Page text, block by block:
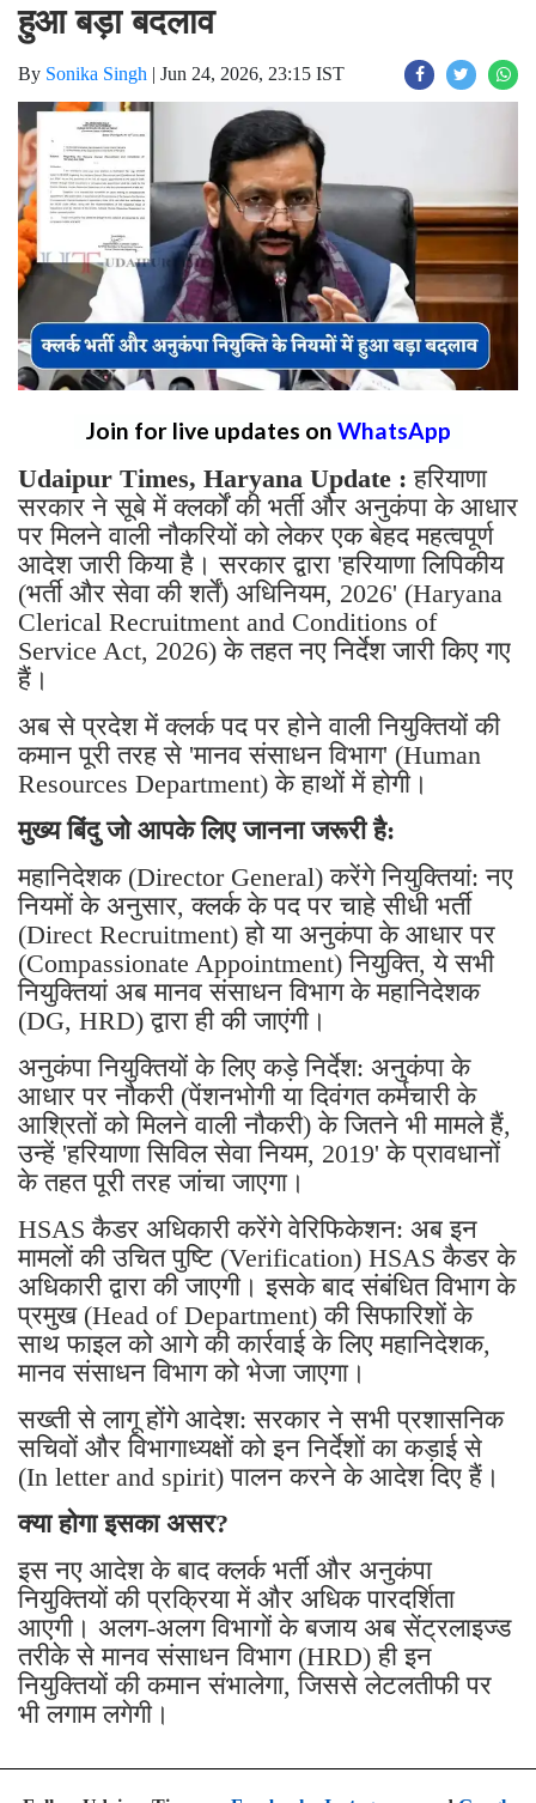
हुआ बड़ा बदलाव
By Sonika Singh | Jun 24, 2026, 23:15 IST
Join for live updates on WhatsApp
Udaipur Times, Haryana Update :हरियाणा
सरकार ने सूबे में क्लर्कों की भर्ती और अनुकंपा के आधार
पर मिलने वाली नौकरियों को लेकर एक बेहद महत्वपूर्ण
आदेश जारी किया है। सरकार द्वारा 'हरियाणा लिपिकीय
(भर्ती और सेवा की शर्तें) अधिनियम, 2026' (Haryana
Clerical Recruitment and Conditions of
Service Act, 2026) के तहत नए निर्देश जारी किए गए
हैं।
अब से प्रदेश में क्लर्क पद पर होने वाली नियुक्तियों की
कमान पूरी तरह से 'मानव संसाधन विभाग' (Human
Resources Department) के हाथों में होगी।
मुख्य बिंदु जो आपके लिए जानना जरूरी है:
महानिदेशक (Director General) करेंगे नियुक्तियां: नए
नियमों के अनुसार, क्लर्क के पद पर चाहे सीधी भर्ती
(Direct Recruitment) हो या अनुकंपा के आधार पर
(Compassionate Appointment) नियुक्ति, ये सभी
नियुक्तियां अब मानव संसाधन विभाग के महानिदेशक
(DG, HRD) द्वारा ही की जाएंगी।
अनुकंपा नियुक्तियों के लिए कड़े निर्देश: अनुकंपा के
आधार पर नौकरी (पेंशनभोगी या दिवंगत कर्मचारी के
आश्रितों को मिलने वाली नौकरी) के जितने भी मामले हैं,
उन्हें 'हरियाणा सिविल सेवा नियम, 2019' के प्रावधानों
के तहत पूरी तरह जांचा जाएगा।
HSAS कैडर अधिकारी करेंगे वेरिफिकेशन: अब इन
मामलों की उचित पुष्टि (Verification) HSAS कैडर के
अधिकारी द्वारा की जाएगी। इसके बाद संबंधित विभाग के
प्रमुख (Head of Department) की सिफारिशों के
साथ फाइल को आगे की कार्रवाई के लिए महानिदेशक,
मानव संसाधन विभाग को भेजा जाएगा।
सख्ती से लागू होंगे आदेश: सरकार ने सभी प्रशासनिक
सचिवों और विभागाध्यक्षों को इन निर्देशों का कड़ाई से
(In letter and spirit) पालन करने के आदेश दिए हैं।
क्या होगा इसका असर?
इस नए आदेश के बाद क्लर्क भर्ती और अनुकंपा
नियुक्तियों की प्रक्रिया में और अधिक पारदर्शिता
आएगी। अलग-अलग विभागों के बजाय अब सेंट्रलाइज्ड
तरीके से मानव संसाधन विभाग (HRD) ही इन
नियुक्तियों की कमान संभालेगा, जिससे लेटलतीफी पर
भी लगाम लगेगी।